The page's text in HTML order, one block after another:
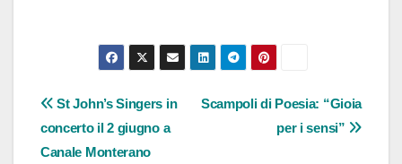
Navigazione
articoli
Scampoli di Poesia: “Gioia
per i sensi”
St John’s Singers in
concerto il 2 giugno a
Canale Monterano